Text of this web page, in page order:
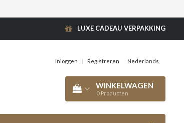
LUXE CADEAU VERPAKKING
Inloggen | Registreren Nederlands
WINKELWAGEN
0 Producten